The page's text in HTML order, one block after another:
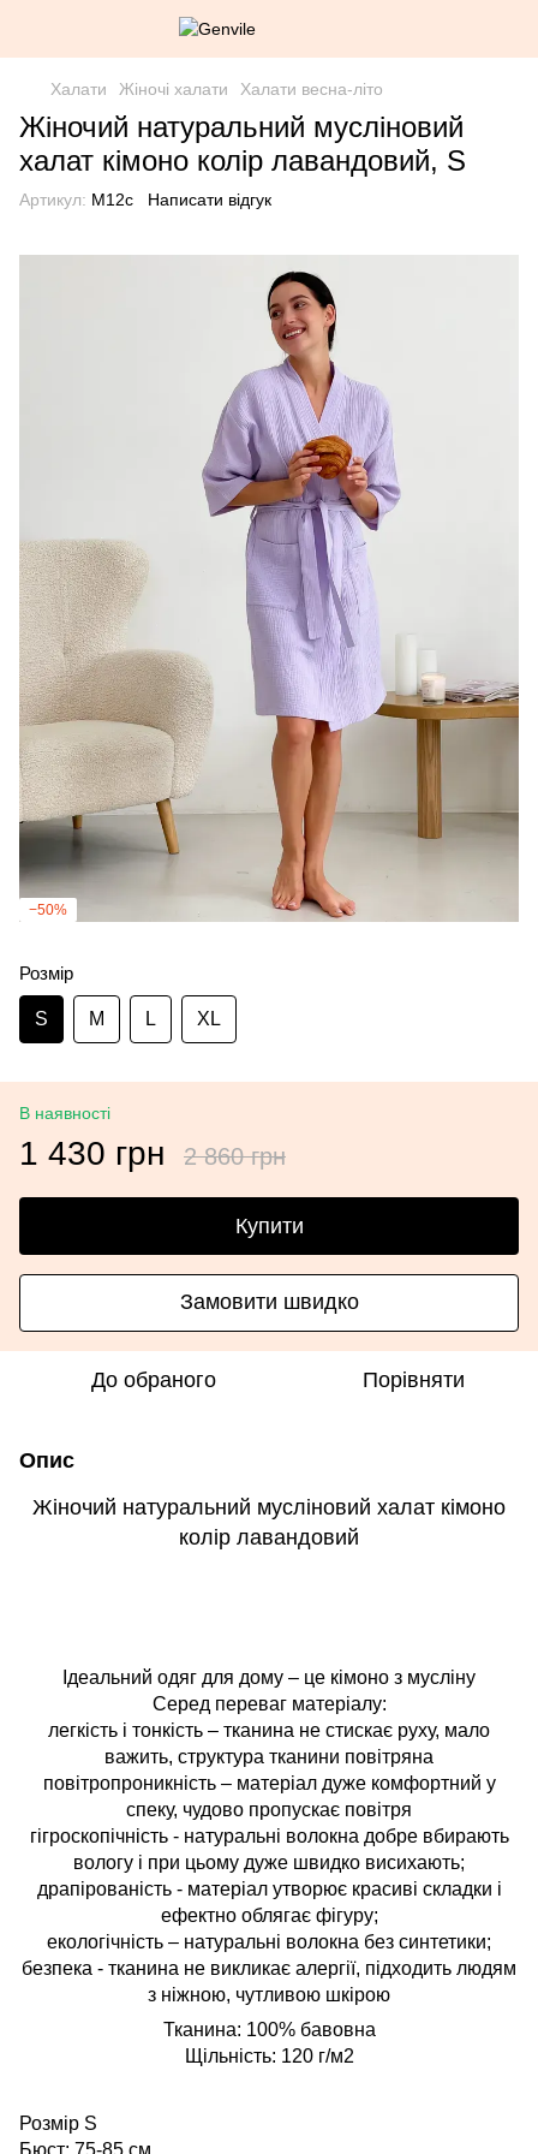
Халати Жіночі халати Халати весна-літо
Жіночий натуральний мусліновий
халат кімоно колір лавандовий, S
Артикул: М12с Написати відгук
−50%
Розмір
S M L XL
В наявності
1 430 грн 2 860 грн
Купити
Замовити швидко
До обраного Порівняти
Опис
Жіночий натуральний мусліновий халат кімоно
колір лавандовий
Ідеальний одяг для дому – це кімоно з мусліну
Серед переваг матеріалу:
легкість і тонкість – тканина не стискає руху, мало
важить, структура тканини повітряна
повітропроникність – матеріал дуже комфортний у
спеку, чудово пропускає повітря
гігроскопічність - натуральні волокна добре вбирають
вологу і при цьому дуже швидко висихають;
драпірованість - матеріал утворює красиві складки і
ефектно облягає фігуру;
екологічність – натуральні волокна без синтетики;
безпека - тканина не викликає алергії, підходить людям
з ніжною, чутливою шкірою
Тканина: 100% бавовна
Щільність: 120 г/м2
Розмір S
Бюст: 75-85 см